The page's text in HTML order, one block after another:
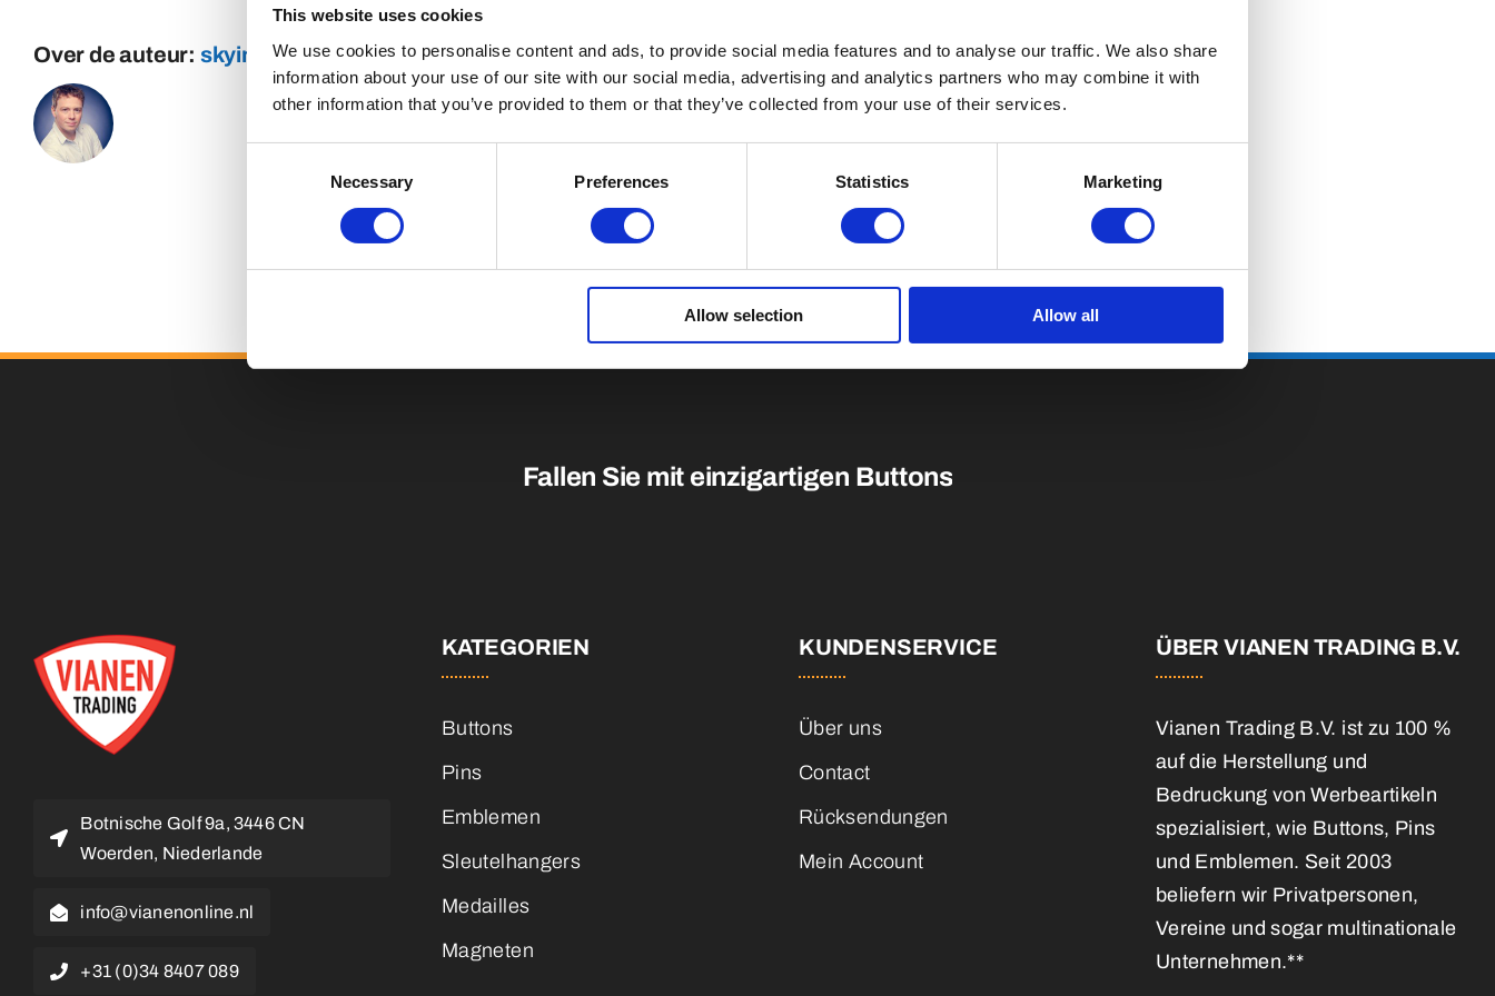
This website uses cookies
We use cookies to personalise content and ads, to provide social media features and to analyse our traffic. We also share
information about your use of our site with our social media, advertising and analytics partners who may combine it with
other information that you’ve provided to them or that they’ve collected from your use of their services.
Necessary Preferences Statistics Marketing
Allow selection Allow all
Over de auteur: skyinternetmarketing
Fallen Sie mit einzigartigen
Botnische Golf 9a, 3446 CN
Woerden, Niederlande
info@vianenonline.nl
+31 (0)34 8407 089
KATEGORIEN
Buttons
Pins
Emblemen
Sleutelhangers
Medailles
Magneten
KUNDENSERVICE
Über uns
Contact
Rücksendungen
Mein Account
ÜBER VIANEN TRADING B.V.
Vianen Trading B.V. ist zu 100 %
auf die Herstellung und
Bedruckung von Werbeartikeln
spezialisiert, wie Buttons, Pins
und Emblemen. Seit 2003
beliefern wir Privatpersonen,
Vereine und sogar multinationale
Unternehmen.**